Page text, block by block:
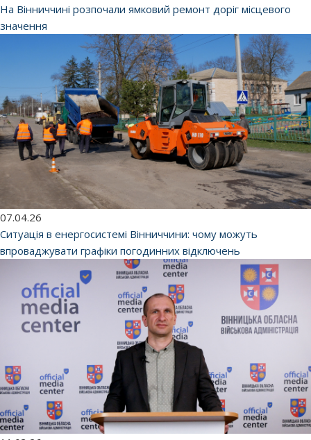
На Вінниччині розпочали ямковий ремонт доріг місцевого
значення
07.04.26
Ситуація в енергосистемі Вінниччини: чому можуть
впроваджувати графіки погодинних відключень